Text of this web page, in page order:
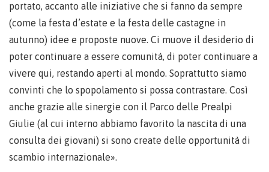
portato, accanto alle iniziative che si fanno da sempre
(come la festa d’estate e la festa delle castagne in
autunno) idee e proposte nuove. Ci muove il desiderio di
poter continuare a essere comunità, di poter continuare a
vivere qui, restando aperti al mondo. Soprattutto siamo
convinti che lo spopolamento si possa contrastare. Così
anche grazie alle sinergie con il Parco delle Prealpi
Giulie (al cui interno abbiamo favorito la nascita di una
consulta dei giovani) si sono create delle opportunità di
scambio internazionale».